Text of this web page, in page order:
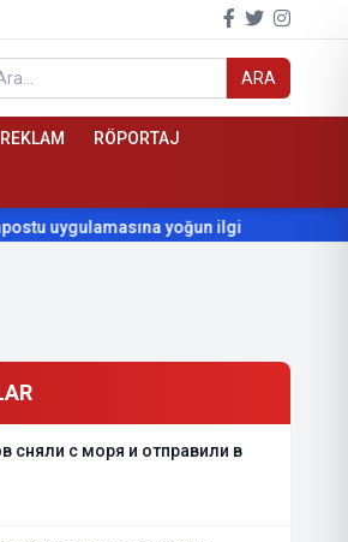
ARA
REKLAM RÖPORTAJ
uygulamasına yoğun ilgi
сняли с моря и отправили в